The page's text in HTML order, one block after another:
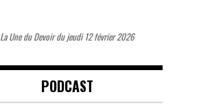
La Une du Devoir du jeudi 12 février 2026
PODCAST